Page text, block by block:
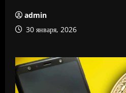
admin
30 января, 2026